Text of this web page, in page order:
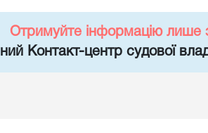
Отримуйте інформацію лише
Контакт-центр судової